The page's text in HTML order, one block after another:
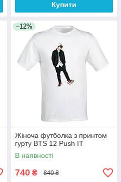
Купити
–12%
Жіноча футболка з принтом
гурту BTS 12 Push IT
В наявності
740 ₴ 840 ₴